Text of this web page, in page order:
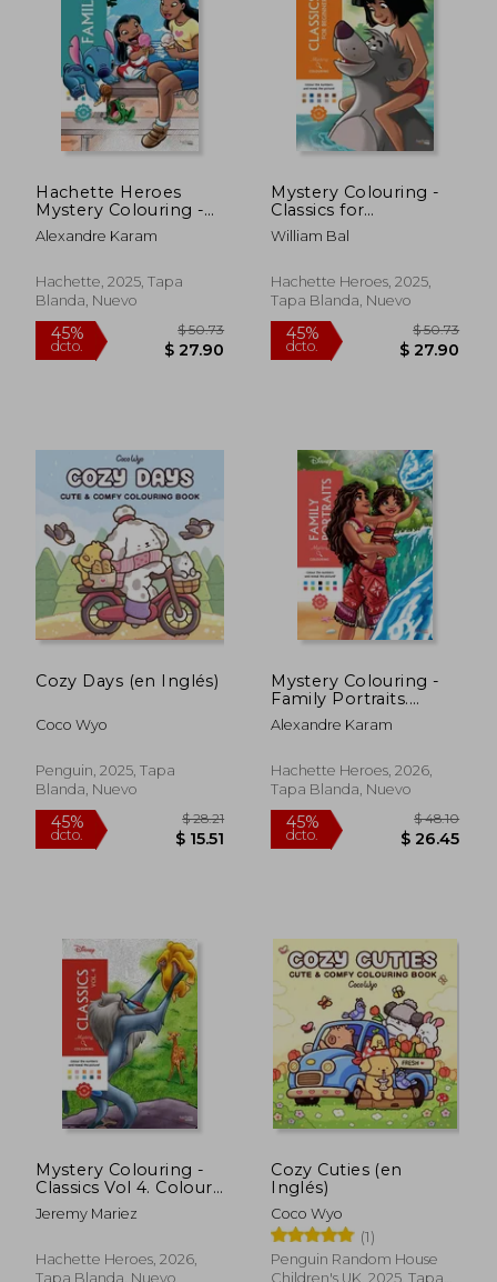
45%
dcto.
$ 50.73
$ 27.90
45%
dcto.
Hachette Heroes
Mystery Colouring -
Family Reveal iconic
Disney characters
number (en Inglés)
Alexandre Karam
Hachette, 2025, Tapa
Blanda, Nuevo
45%
dcto. $ 27.90
Mystery Colouring -
Classics for
Beginners. Reveal
iconic Disney
colour by number
(en Inglés)
William Bal
Hachette Heroes, 2025,
Tapa Blanda, Nuevo
45%
dcto.
Cozy Days (en Inglés)
Coco Wyo
Penguin, 2025, Tapa
Blanda, Nuevo
45%
dcto.
Mystery Colouring -
Family Portraits.
Reveal iconic Disney
characters with
Alexandre Karam
Hachette Heroes, 2026,
Tapa Blanda, Nuevo
45%
dcto.
Mystery Colouring -
Classics Vol 4. Colour
the numbers and
reveal the picture!
Jeremy Mariez
Hachette Heroes, 2026,
Tapa Blanda, Nuevo
Cozy Cuties (en
Inglés)
Coco Wyo
(1)
Penguin Random House
Children's UK, 2025, Tapa